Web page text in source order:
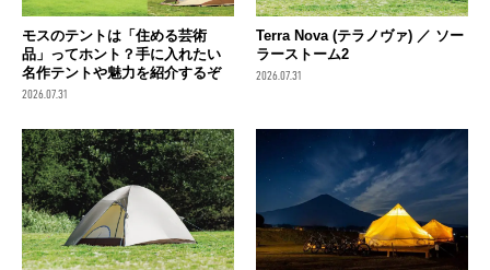
モスのテントは「住める芸術
品」ってホント？手に入れたい
名作テントや魅力を紹介するぞ
2026.07.31
Terra Nova (テラノヴァ) ／ ソー
ラーストーム2
2026.07.31